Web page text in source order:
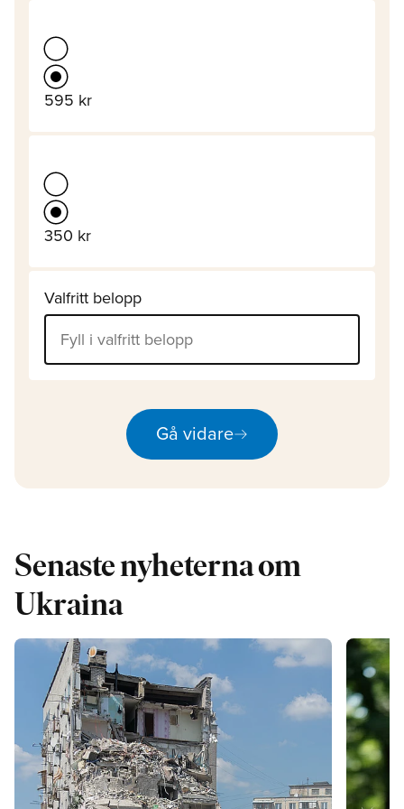
595 kr
350 kr
Valfritt belopp
Gå vidarearrow_right_alt
Senaste nyheterna om
Ukraina